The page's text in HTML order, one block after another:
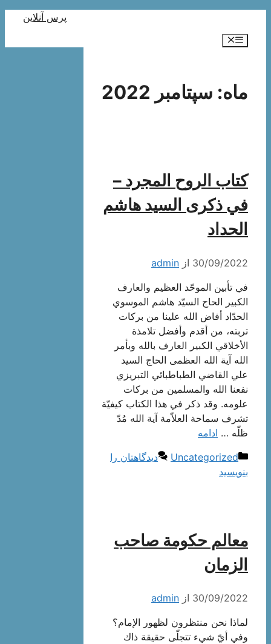
محتوا
پرس آنلاین
فهرست
ماه: سپتامبر 2022
كتاب الروح المجرد –
في ذكرى السيد هاشم
الحداد
30/09/2022 از admin
في تأبين الموحّد العظيم والعارف
الكبير الحاج السيّد هاشم الموسوي
الحدّاد أفاض الله علينا من بركات
تربته، من أقدم وأفضل تلامذة
الأخلاقي الكبير العارف بالله وبأمر
الله آية الله العظمى الحاج السيد
علي القاضي الطباطبائي التبريزي
نفعنا الله والمسلمين من بركات
علومه. وقد ذكر في هذا الكتاب كيفيّة
تشرف سماحة العلاّمة آية الله مُدّ
ظلّه … ادامه
دسته‌ها
Uncategorized
دیدگاهتان را
بنویسید
معالم حكومة صاحب
الزمان
30/09/2022 از admin
لماذا نحن منتظرون لظهور الإمام؟
وفي أيّ شيء تتجلّى حقيقة ذاك